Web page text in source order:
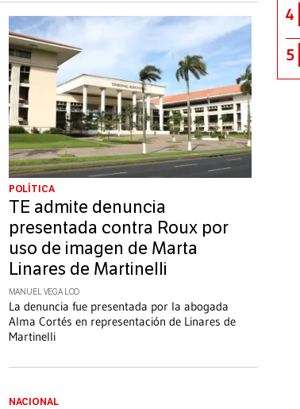
POLÍTICA
TE admite denuncia
presentada contra Roux por
uso de imagen de Marta
Linares de Martinelli
MANUEL VEGA LOO
La denuncia fue presentada por la abogada
Alma Cortés en representación de Linares de
Martinelli
NACIONAL
4
5